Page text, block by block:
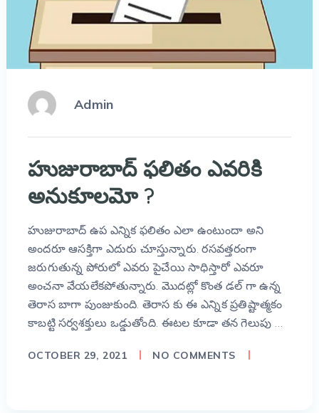
Admin
హుజురాబాద్ ఫలితం ఎవరికి
అనుకూలమో ?
హుజురాబాద్ ఉప ఎన్నిక ఫలితం ఎలా ఉంటుందా అని
అందరూ ఆసక్తిగా ఎదురు చూస్తున్నారు. రసవత్తరంగా
జరుగుతున్న పోరులో ఎవరు పైచేయి సాధిస్తారో ఎవరూ
అంచనా వేయలేకపోతున్నారు. మొదట్లో కొంత డల్ గా ఉన్న
తెరాస బాగా పుంజుకుంది. తెరాస కు ఈ ఎన్నిక ప్రతిష్టాత్మకం
కాబట్టి సర్వశక్తులు ఒడ్డుతోంది. ఈటల కూడా తన గెలుపు …
OCTOBER 29, 2021 NO COMMENTS